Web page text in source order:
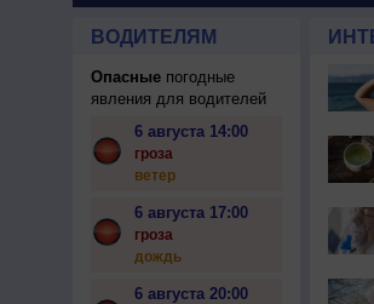
ВОДИТЕЛЯМ
Опасныепогодные
явления для водителей
6 августа 14:00
гроза
ветер
6 августа 17:00
гроза
дождь
6 августа 20:00